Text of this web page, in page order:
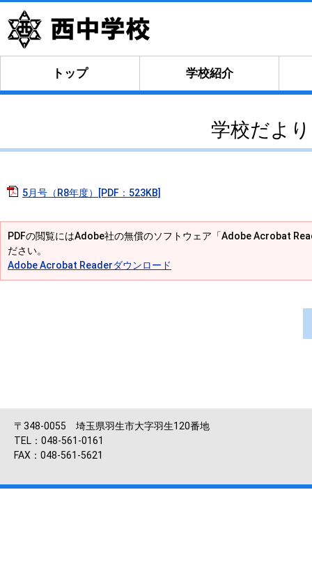
トップ 学校紹介
学校だよ
5月号（R8年度）[PDF：523KB]
PDFの閲覧にはAdobe社の無償のソフトウェア「Adobe Acrobat
ださい。
Adobe Acrobat Readerダウンロード
〒348-0055 埼玉県羽生市大字羽生120番地
TEL：048-561-0161
FAX：048-561-5621